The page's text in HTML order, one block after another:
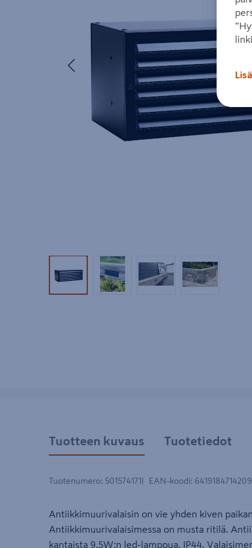
Edellinen
Tuotekuva 1Tuotekuva 2Tuotekuva 3Tuotekuva 4
Tuotteen kuvaus Tuotetiedot
Tuotenumero: 501574171 EAN-koodi: 6419184714209
Antiikkimuurivalaisin on vie yhden kiven
Antiikkimuurivalaisimessa on musta ritilä.
kantaista 9,5W:n led-lamppua, IP44.